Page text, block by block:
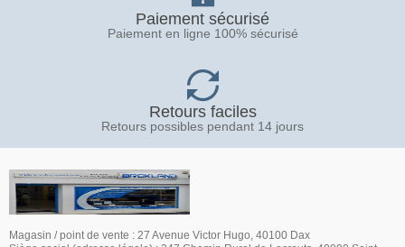
Paiement sécurisé
Paiement en ligne 100% sécurisé
Retours faciles
Retours possibles pendant 14 jours
Magasin / point de vente : 27 Avenue Victor Hugo, 40100 Dax